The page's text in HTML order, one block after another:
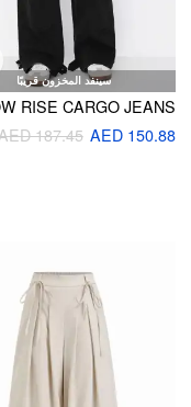
سينفد المخزون قريبًا
AED 150.88
187.45